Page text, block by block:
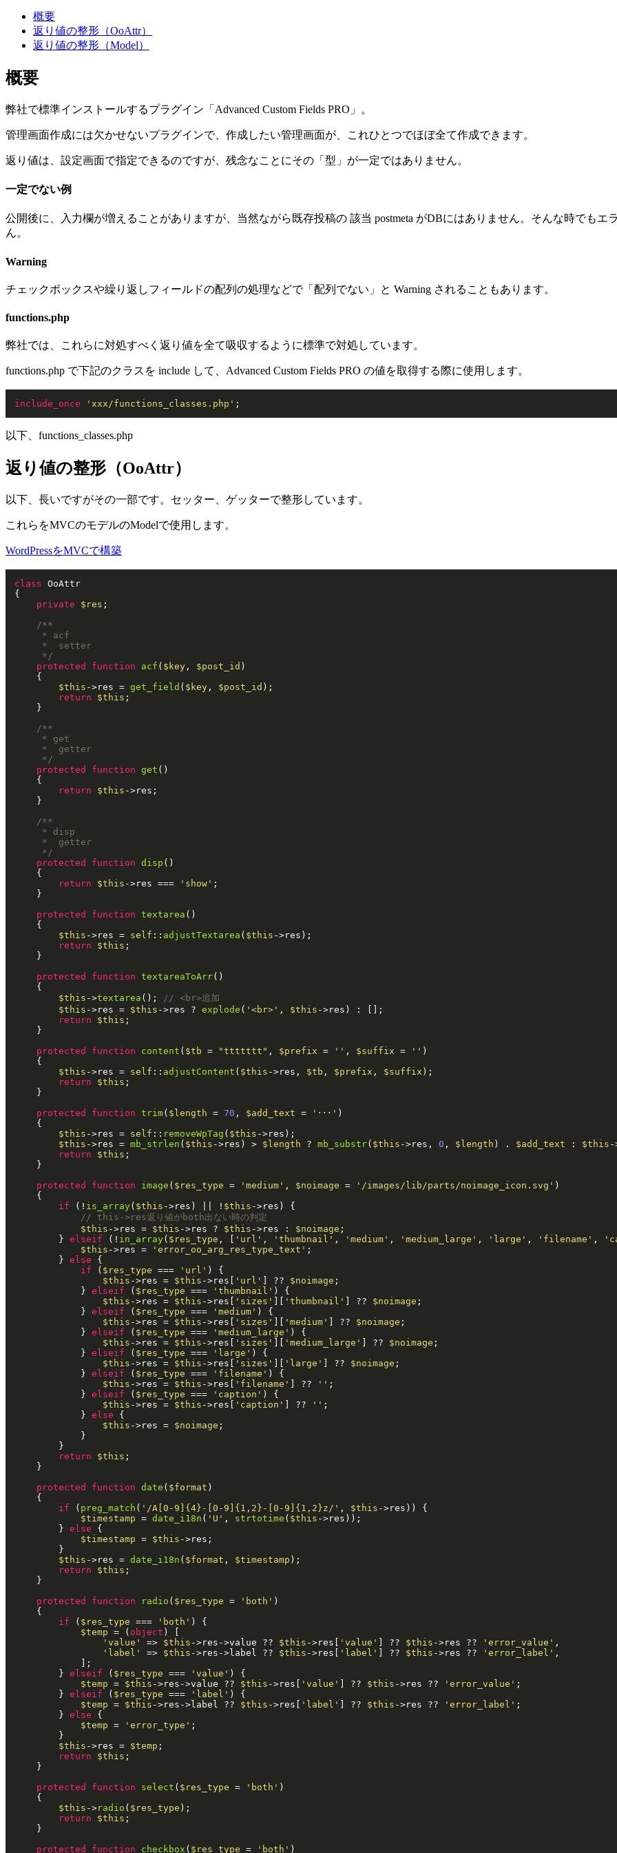
概要
返り値の整形（OoAttr）
返り値の整形（Model）
概要
弊社で標準インストールするプラグイン「Advanced Custom Fields PRO」。
管理画面作成には欠かせないプラグインで、作成したい管理画面が、これひとつでほぼ全て作成できます。
返り値は、設定画面で指定できるのですが、残念なことにその「型」が一定ではありません。
一定でない例
公開後に、入力欄が増えることがありますが、当然ながら既存投稿の 該当 postmeta がDBにはありません。そんな時でもエ
ん。
Warning
チェックボックスや繰り返しフィールドの配列の処理などで「配列でない」と Warning されることもあります。
functions.php
弊社では、これらに対処すべく返り値を全て吸収するように標準で対処しています。
functions.php で下記のクラスを include して、Advanced Custom Fields PRO の値を取得する際に使用します。
include_once 'xxx/functions_classes.php' ;
以下、functions_classes.php
返り値の整形（OoAttr）
以下、長いですがその一部です。セッター、ゲッターで整形しています。
これらをMVCのモデルのModelで使用します。
WordPressをMVCで構築
class OoAttr
{
private
$res ;
/**
	 */
protected
function acf ( $key , $post_id )
{
$this ->res = get_field ( $key , $post_id );
return
$this ;
/**
	 */
protected
function get ( )
{
return
$this ->res;
/**
	 */
protected
function disp ( )
{
return
$this ->res === 'show' ;
protected
function textarea ( )
{
$this ->res = self :: adjustTextarea ( $this ->res);
return
$this ;
protected
function textareaToArr( )
{
$this ->textarea ();
// <br>追加
$this ->res = $this ->res ? explode ( '<br>' , $this ->res) : [];
return
$this ;
protected
function content ( $tb = "ttttttt" , $prefix = '' , $suffix = '' )
{
$this ->res = self :: adjustContent ( $this ->res, $tb , $prefix , $suffix );
return
$this ;
protected
function trim( $length = 70 , $add_text = '･･･' )
{
$this ->res = self :: removeWpTag ( $this ->res);
$this ->res = mb_strlen ( $this ->res) > $length ? mb_substr( $this ->res, 0 , $length ) . $add_text : $this -
return
$this ;
protected
function image ( $res_type = 'medium' , $noimage = '/images/lib/parts/noimage_icon.svg' )
{
if (! is_array( $this ->res) || ! $this ->res) {
// this->res返り値がboth出ない時の判定
$this ->res = $this ->res ? $this ->res : $noimage ;
		}
elseif (! in_array( $res_type , [ 'url' , 'thumbnail' , 'medium' , 'medium_large' , 'large' , 'filename' ,
$this ->res = 'error_oo_arg_res_type_text' ;
		}
else {
if ( $res_type === 'url' ) {
$this ->res = $this ->res[ 'url' ] ?? $noimage ;
			}
elseif ( $res_type === 'thumbnail' ) {
$this ->res = $this ->res[ 'sizes' 'thumbnail' ] ?? $noimage ;
			}
elseif ( $res_type === 'medium' ) {
$this ->res = $this ->res[ 'sizes' 'medium' ] ?? $noimage ;
			}
elseif ( $res_type === 'medium_large' ) {
$this ->res = $this ->res[ 'sizes' 'medium_large' ] ?? $noimage ;
			}
elseif ( $res_type === 'large' ) {
$this ->res = $this ->res[ 'sizes' 'large' ] ?? $noimage ;
			}
elseif ( $res_type === 'filename' ) {
$this ->res = $this ->res[ 'filename' ] ?? '' ;
			}
elseif ( $res_type === 'caption' ) {
$this ->res = $this ->res[ 'caption' ] ?? '' ;
			}
else {
$this ->res = $noimage ;
return
$this ;
protected
function date ( $format )
{
if ( preg_match ( '/A[0-9]{4}-[0-9]{1,2}-[0-9]{1,2}z/' , $this ->res)) {
$timestamp = date_i18n ( 'U' , strtotime ( $this ->res));
		}
else {
$timestamp = $this ->res;
$this ->res = date_i18n ( $format , $timestamp );
return
$this ;
protected
function radio ( $res_type = 'both' )
{
if ( $res_type === 'both' ) {
$temp = ( object ) [
'value'
=> $this ->res->value ?? $this ->res[ 'value' ] ?? $this ->res ?? 'error_value' ,
'label'
=> $this ->res->label ?? $this ->res[ 'label' ] ?? $this ->res ?? 'error_label' ,
		}
elseif ( $res_type === 'value' ) {
$temp = $this ->res->value ?? $this ->res[ 'value' ] ?? $this ->res ?? 'error_value' ;
		}
elseif ( $res_type === 'label' ) {
$temp = $this ->res->label ?? $this ->res[ 'label' ] ?? $this ->res ?? 'error_label' ;
		}
else {
$temp = 'error_type' ;
$this ->res = $temp ;
return
$this ;
protected
function select ( $res_type = 'both' )
{
$this ->radio ( $res_type );
return
$this ;
protected
function checkbox ( $res_type = 'both' )